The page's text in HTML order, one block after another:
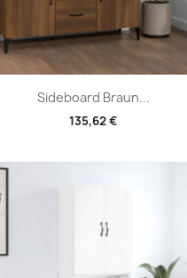
Sideboard Braun...
135,62 €
Vorschau